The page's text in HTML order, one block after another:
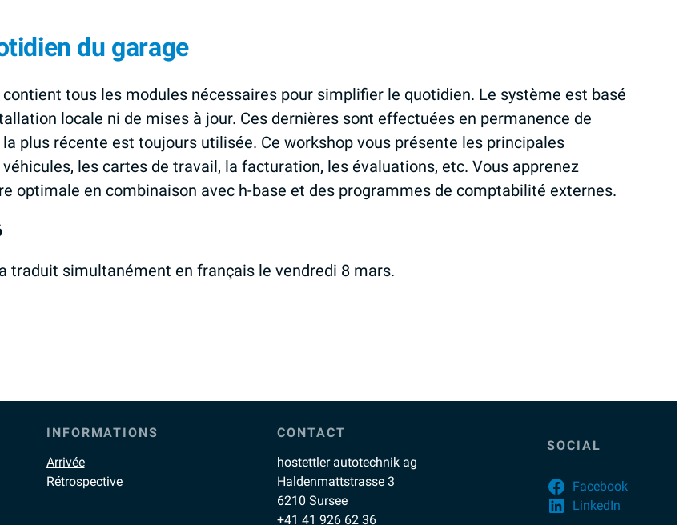
du garage
tous les modules nécessaires pour simplifier le quotidien. Le système est basé
locale ni de mises à jour. Ces dernières sont effectuées en permanence de
plus récente est toujours utilisée. Ce workshop vous présente les principales
les cartes de travail, la facturation, les évaluations, etc. Vous apprenez
optimale en combinaison avec h-base et des programmes de comptabilité externes.
traduit simultanément en français le vendredi 8 mars.
INFORMATIONS
Arrivée
Rétrospective
CONTACT
hostettler autotechnik ag
Haldenmattstrasse 3
6210 Sursee
+41 41 926 62 36
SOCIAL
Facebook
LinkedIn